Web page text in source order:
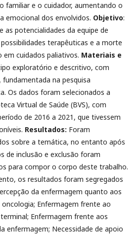
familiar e o cuidador, aumentando o
emocional dos envolvidos. Objetivo:
as potencialidades da equipe de
terapêuticas e a morte
cuidados paliativos. Materiais e
exploratório e descritivo, com
na pesquisa
Os dados foram selecionados a
Virtual de Saúde (BVS), com
de 2016 a 2021, que tivessem
Resultados: Foram
sobre a temática, no entanto após
de inclusão e exclusão foram
para compor o corpo deste trabalho.
os resultados foram segregados
da enfermagem quanto aos
Enfermagem frente ao
Enfermagem frente aos
enfermagem; Necessidade de apoio